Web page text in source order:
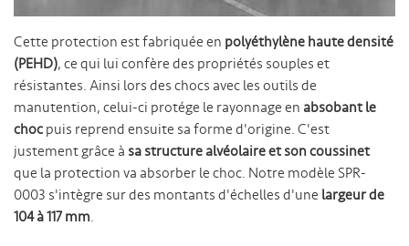
Cette protection est fabriquée en polyéthylène haute densité
(PEHD), ce qui lui confère des propriétés souples et
résistantes. Ainsi lors des chocs avec les outils de
manutention, celui-ci protége le rayonnage en absobant le
choc puis reprend ensuite sa forme d'origine. C'est
justement grâce à sa structure alvéolaire et son coussinet
que la protection va absorber le choc. Notre modèle SPR-
0003 s'intègre sur des montants d'échelles d'une largeur de
104 à 117 mm.